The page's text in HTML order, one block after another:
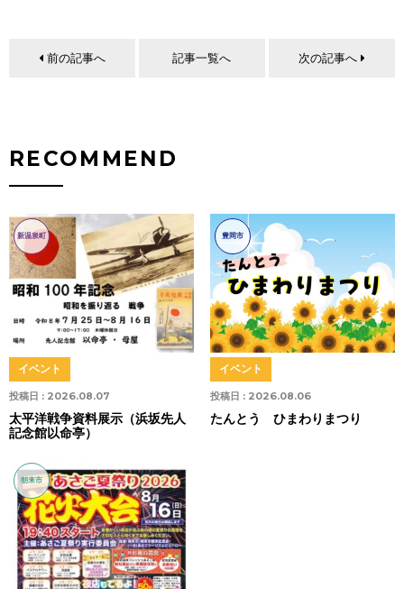
前の記事へ 記事一覧へ 次の記事へ
RECOMMEND
新温泉町
投稿日 : 2026.08.07
イベント
太平洋戦争資料展示（浜坂先人
記念館以命亭）
豊岡市
投稿日 : 2026.08.06
イベント
たんとう ひまわりまつり
朝来市